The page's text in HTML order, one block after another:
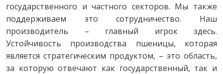
государственного и частного секторов. Мы также
поддерживаем это сотрудничество. Наш
производитель – главный игрок здесь.
Устойчивость производства пшеницы, которая
является стратегическим продуктом, – это область,
за которую отвечают как государственный, так и